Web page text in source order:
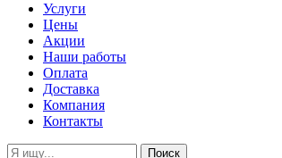
Услуги
Цены
Акции
Наши работы
Оплата
Доставка
Компания
Контакты